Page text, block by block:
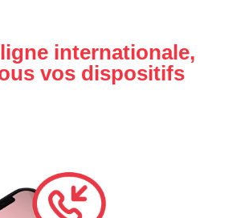
internationale,
vos dispositifs